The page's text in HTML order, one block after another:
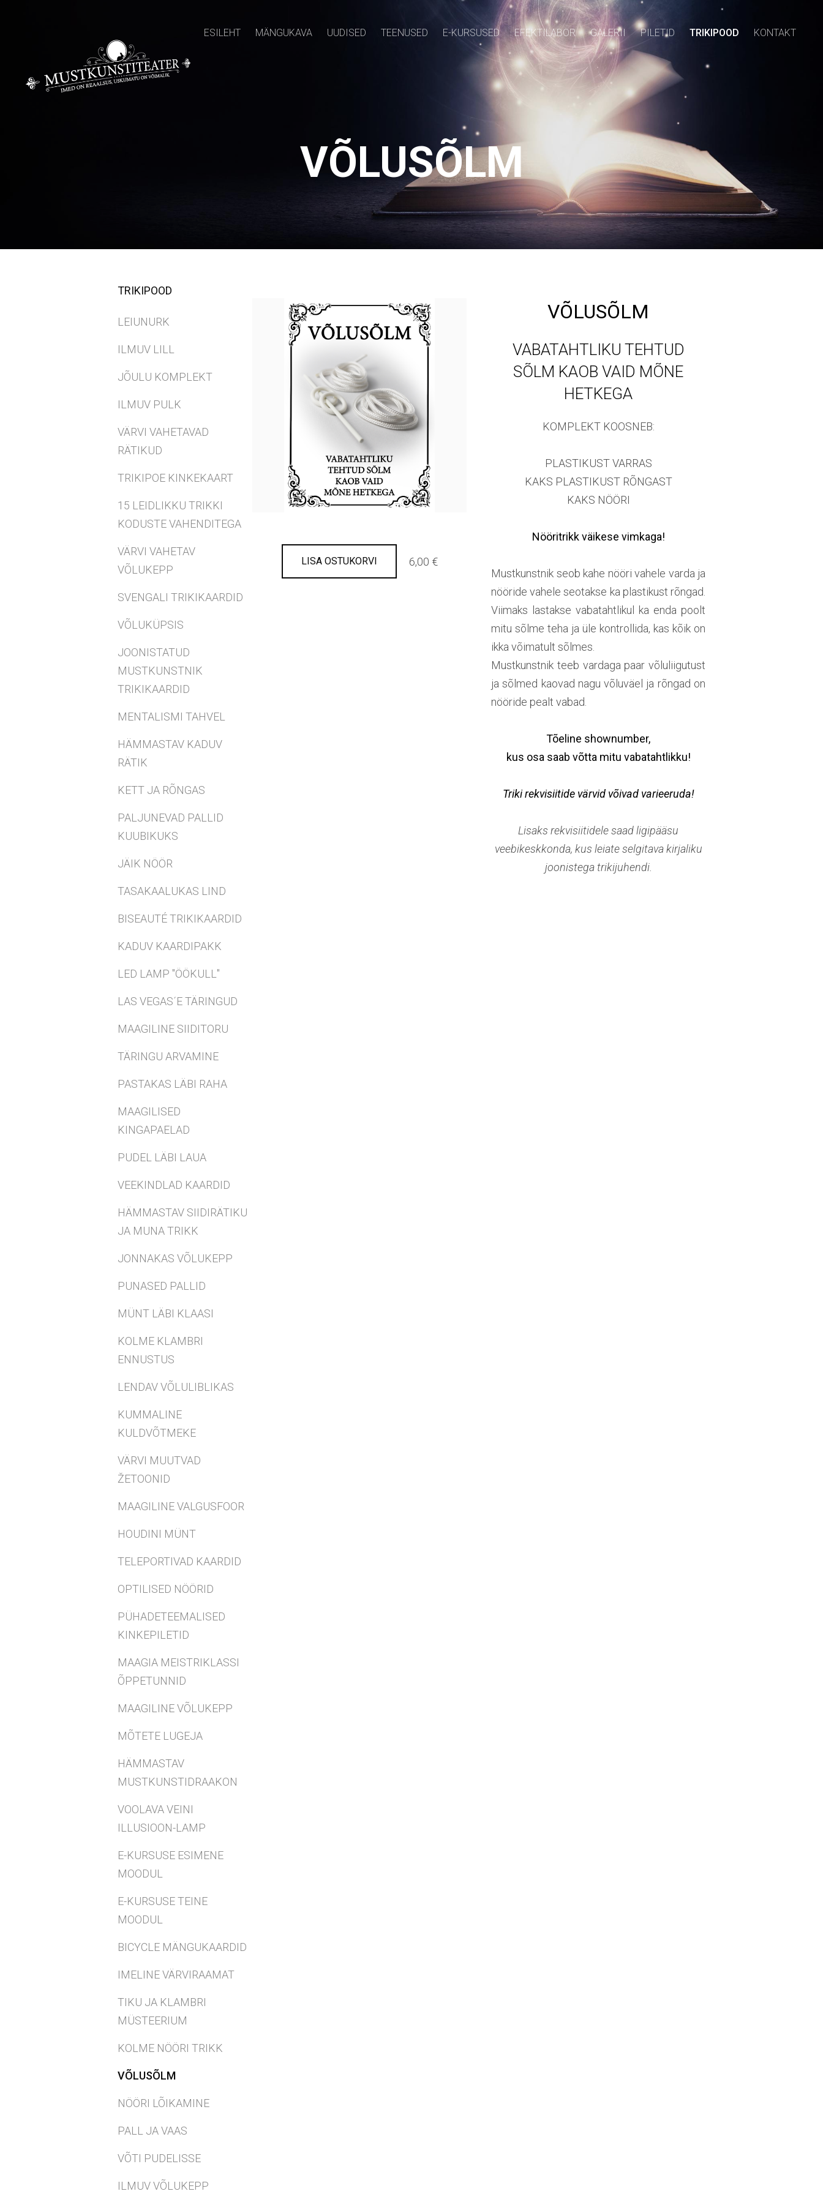
ESILEHT MÄNGUKAVA UUDISED TEENUSED E-KURSUSED EFEKTILABOR GALERII PILETID TRIKIPOOD KONTAKT
VÕLUSÕLM
TRIKIPOOD
LEIUNURK
ILMUV LILL
JÕULU KOMPLEKT
ILMUV PULK
VÄRVI VAHETAVAD
RÄTIKUD
TRIKIPOE KINKEKAART
15 LEIDLIKKU TRIKKI
KODUSTE VAHENDITEGA
VÄRVI VAHETAV
VÕLUKEPP
SVENGALI TRIKIKAARDID
VÕLUKÜPSIS
JOONISTATUD
MUSTKUNSTNIK
TRIKIKAARDID
MENTALISMI TAHVEL
HÄMMASTAV KADUV
RÄTIK
KETT JA RÕNGAS
PALJUNEVAD PALLID
KUUBIKUKS
JÄIK NÖÖR
TASAKAALUKAS LIND
BISEAUTÉ TRIKIKAARDID
KADUV KAARDIPAKK
LED LAMP "ÖÖKULL"
LAS VEGAS´E TÄRINGUD
MAAGILINE SIIDITORU
TÄRINGU ARVAMINE
PASTAKAS LÄBI RAHA
MAAGILISED
KINGAPAELAD
PUDEL LÄBI LAUA
VEEKINDLAD KAARDID
HÄMMASTAV SIIDIRÄTIKU
JA MUNA TRIKK
JONNAKAS VÕLUKEPP
PUNASED PALLID
MÜNT LÄBI KLAASI
KOLME KLAMBRI
ENNUSTUS
LENDAV VÕLULIBLIKAS
KUMMALINE
KULDVÕTMEKE
VÄRVI MUUTVAD
ŽETOONID
MAAGILINE VALGUSFOOR
HOUDINI MÜNT
TELEPORTIVAD KAARDID
OPTILISED NÖÖRID
PÜHADETEEMALISED
KINKEPILETID
MAAGIA MEISTRIKLASSI
ÕPPETUNNID
MAAGILINE VÕLUKEPP
MÕTETE LUGEJA
HÄMMASTAV
MUSTKUNSTIDRAAKON
VOOLAVA VEINI
ILLUSIOON-LAMP
E-KURSUSE ESIMENE
MOODUL
E-KURSUSE TEINE
MOODUL
BICYCLE MÄNGUKAARDID
IMELINE VÄRVIRAAMAT
TIKU JA KLAMBRI
MÜSTEERIUM
KOLME NÖÖRI TRIKK
VÕLUSÕLM
NÖÖRI LÕIKAMINE
PALL JA VAAS
VÕTI PUDELISSE
ILMUV VÕLUKEPP
LISA OSTUKORVI 6,00 €
VÕLUSÕLM
VABATAHTLIKU TEHTUD
SÕLM KAOB VAID MÕNE
HETKEGA
KOMPLEKT KOOSNEB:
PLASTIKUST VARRAS
KAKS PLASTIKUST RÕNGAST
KAKS NÖÖRI
Nööritrikk väikese vimkaga!
Mustkunstnik seob kahe nööri vahele varda ja
nööride vahele seotakse ka plastikust rõngad.
Viimaks lastakse vabatahtlikul ka enda poolt
mitu sõlme teha ja üle kontrollida, kas kõik on
ikka võimatult sõlmes.
Mustkunstnik teeb vardaga paar võluliigutust
ja sõlmed kaovad nagu võluväel ja rõngad on
nööride pealt vabad.
Tõeline shownumber,
kus osa saab võtta mitu vabatahtlikku!
Triki rekvisiitide värvid võivad varieeruda!
Lisaks rekvisiitidele saad ligipääsu
veebikeskkonda, kus leiate selgitava kirjaliku
joonistega trikijuhendi.